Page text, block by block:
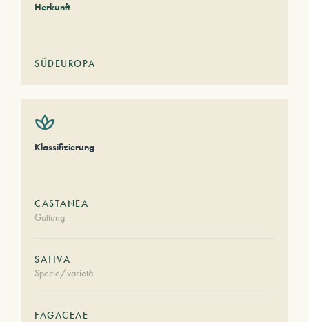
Herkunft
SÜDEUROPA
Klassifizierung
CASTANEA
Gattung
SATIVA
Specie/varietà
FAGACEAE